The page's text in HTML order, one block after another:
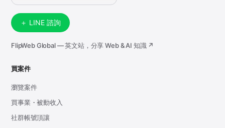
＋ LINE 諮詢
FlipWeb Global — 英文站，分享 Web & AI 知識 ↗
買案件
瀏覽案件
買事業・被動收入
社群帳號頂讓